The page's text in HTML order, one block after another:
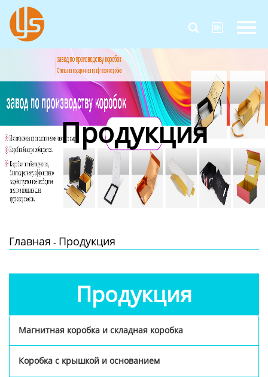
 
Главная
Продукция
О Нас
Контакты Продукция
Главная - Продукция
Продукция
Магнитная коробка и складная коробка
Коробка с крышкой и основанием